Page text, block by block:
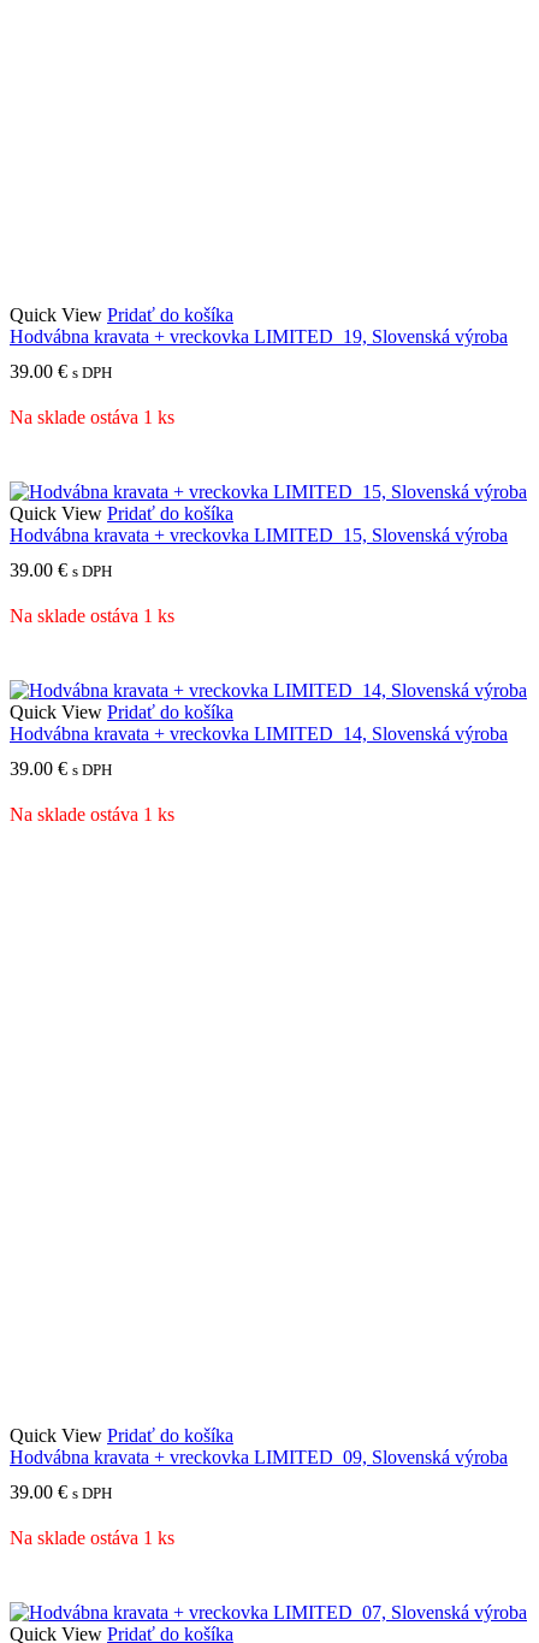
Quick View Pridať do košíka
Hodvábna kravata + vreckovka LIMITED_19, Slovenská výroba
39.00 € s DPH
Na sklade ostáva 1 ks
Quick View Pridať do košíka
Hodvábna kravata + vreckovka LIMITED_15, Slovenská výroba
39.00 € s DPH
Na sklade ostáva 1 ks
Quick View Pridať do košíka
Hodvábna kravata + vreckovka LIMITED_14, Slovenská výroba
39.00 € s DPH
Na sklade ostáva 1 ks
Quick View Pridať do košíka
Hodvábna kravata + vreckovka LIMITED_09, Slovenská výroba
39.00 € s DPH
Na sklade ostáva 1 ks
Quick View Pridať do košíka